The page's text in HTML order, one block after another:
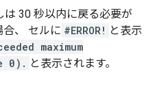
は 30 秒以内に戻る必要が
合、 セルに #ERROR! と表示
maximum
0). と表示されます。